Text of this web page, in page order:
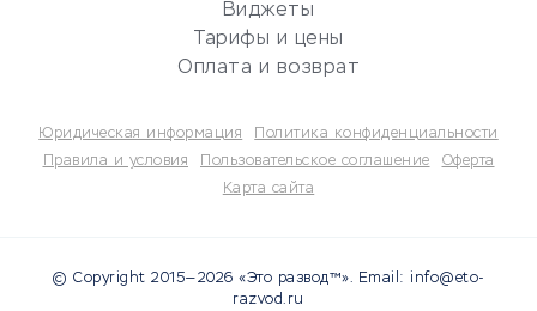
Потребительские кредиты
Виджеты
Тарифы и цены
Оплата и возврат
Юридическая информация
Политика конфиденциальности
Правила и условия
Пользовательское соглашение
Оферта
Карта сайта
© Copyright 2015—2026 «Это развод™». Email: info@eto-
razvod.ru